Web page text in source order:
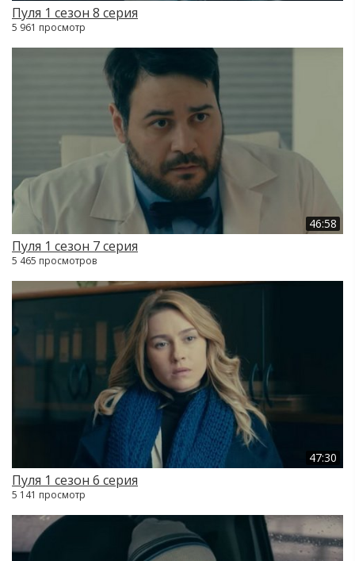
Пуля 1 сезон 8 серия
5 961 просмотр
46:58
Пуля 1 сезон 7 серия
5 465 просмотров
47:30
Пуля 1 сезон 6 серия
5 141 просмотр